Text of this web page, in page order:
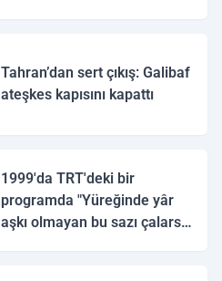
Tahran’dan sert çıkış: Galibaf
ateşkes kapısını kapattı
1999'da TRT'deki bir
programda "Yüreğinde yâr
aşkı olmayan bu sazı çalarsa